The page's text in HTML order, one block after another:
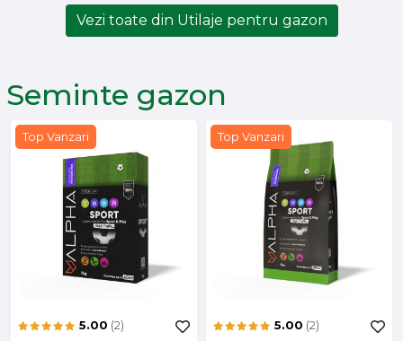
Vezi toate din Utilaje pentru gazon
Seminte gazon
Top Vanzari
5.00 (2)
Top Vanzari
5.00 (2)